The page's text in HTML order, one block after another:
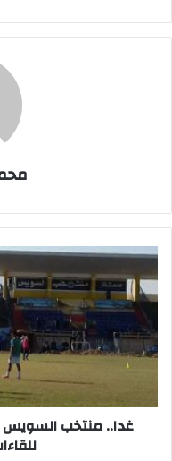
غدا..
منتخب
السويس
يواجه
المقاولون
وديا
استعدادا
للقاءات
الدوري
الثانيغدا.. منتخب السويس